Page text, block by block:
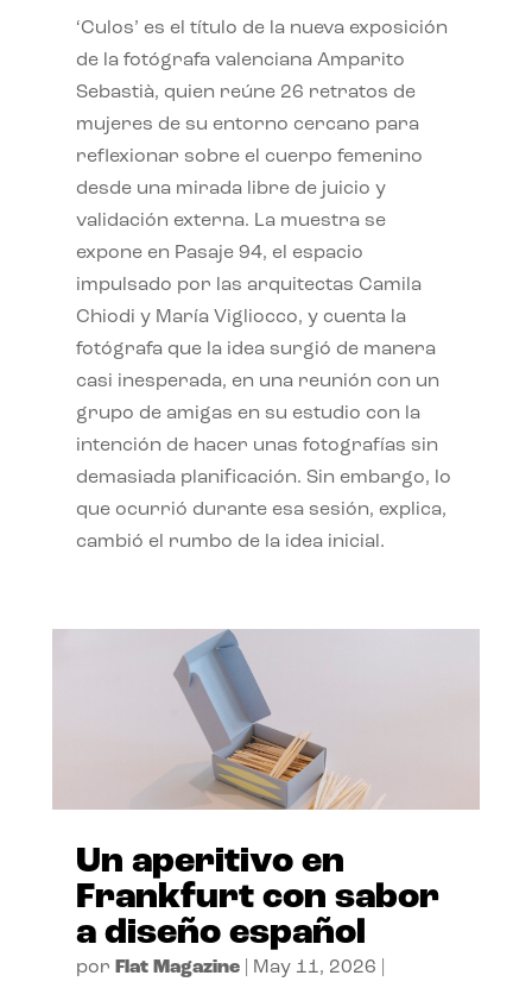
‘Culos’ es el título de la nueva exposición
de la fotógrafa valenciana Amparito
Sebastià, quien reúne 26 retratos de
mujeres de su entorno cercano para
reflexionar sobre el cuerpo femenino
desde una mirada libre de juicio y
validación externa. La muestra se
expone en Pasaje 94, el espacio
impulsado por las arquitectas Camila
Chiodi y María Vigliocco, y cuenta la
fotógrafa que la idea surgió de manera
casi inesperada, en una reunión con un
grupo de amigas en su estudio con la
intención de hacer unas fotografías sin
demasiada planificación. Sin embargo, lo
que ocurrió durante esa sesión, explica,
cambió el rumbo de la idea inicial.
Un aperitivo en
Frankfurt con sabor
a diseño español
por Flat Magazine| May 11, 2026